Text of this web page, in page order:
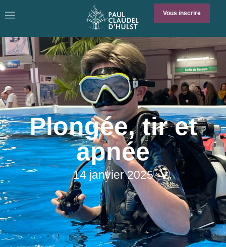
Vous inscrire
Plongée, tir et
apnée
14 janvier 2025